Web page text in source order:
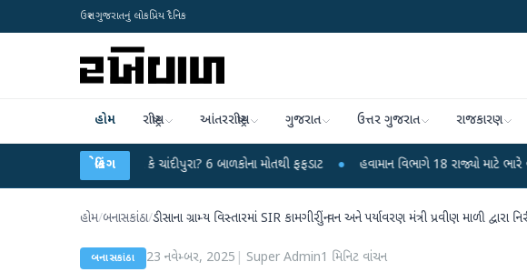
ઉત્તર ગુજરાતનું લોકપ્રિય દૈનિક
હોમ રાષ્ટ્રીય આંતરરાષ્ટ્રીય ગુજરાત ઉત્તર ગુજરાત રાજકારણ
બ્રેકિંગ
વાયરસ કે ચાંદીપુરા? 6 બાળકોના મોતથી ફફડાટ ● હવામાન વિભાગે 18 રાજ્યો માટે ભારે વરસાદની
હોમ/બનાસકાંઠા/ડીસાના ગ્રામ્ય વિસ્તારમાં SIR કામગીરીનું વન અને પર્યાવરણ મંત્રી પ્રવીણ માળી દ્વારા
બનાસકાંઠા 23 નવેમ્બર, 2025 Super Admin1 મિનિટ વાંચન